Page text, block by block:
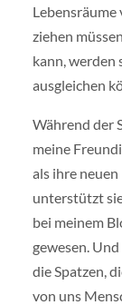
ziehen
kann, werden
ausgleichen
Während der
meine
als ihre
unterstützt
bei meinem
gewesen.
die Spatzen,
von uns